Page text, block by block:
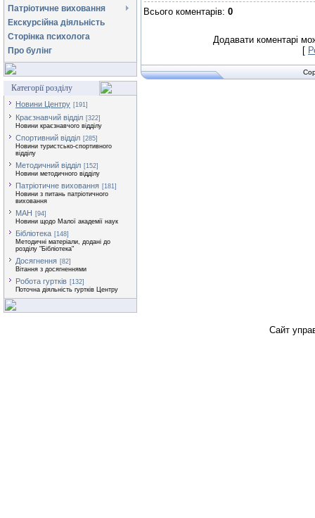
Патріотичне виховання
Екскурсійна діяльність
Сторінка психолога
Про булінг
Категорії розділу
Новини Центру [191]
Краєзнавчий відділ [322]
Новини краєзнавчого відділу
Спортивний відділ [285]
Новини туристсько-спортивного
відділу
Методичний відділ [152]
Новини методичного відділу
Патріотичне виховання [181]
Новини з питань патріотичного
виховання
МАН [94]
Новини щодо Малої академії наук
Бібліотека [148]
Методичні матеріали, додані до
розділу "Бібліотека"
Досягнення [82]
Вітання з досягненнями
Робота гуртків [132]
Поточна діяльність гуртків Центру
Всього коментарів: 0
Додавати коментарі
[
Сайт